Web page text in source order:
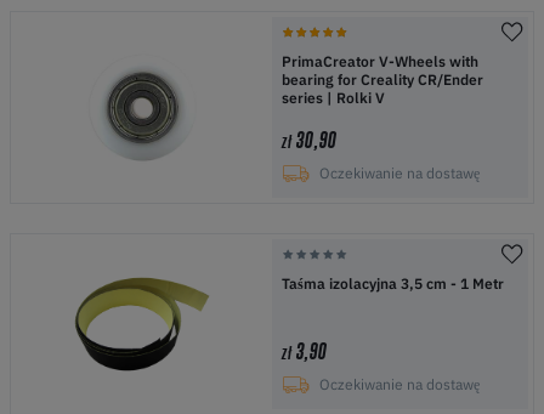
PrimaCreator V-Wheels with
bearing for Creality CR/Ender
series | Rolki V
zł30,90
Oczekiwanie na dostawę
Taśma izolacyjna 3,5 cm - 1 Metr
zł3,90
Oczekiwanie na dostawę